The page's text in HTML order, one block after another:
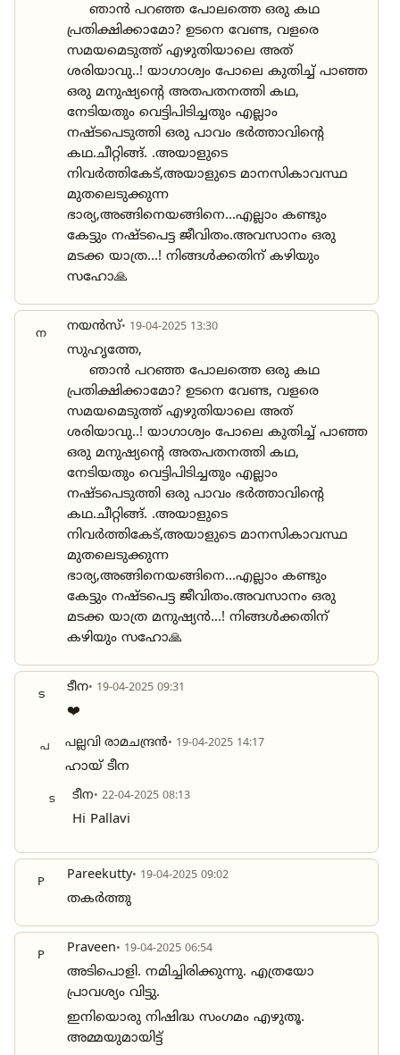
ഞാൻ പറഞ്ഞ പോലത്തെ ഒരു കഥ
പ്രതിക്ഷിക്കാമോ? ഉടനെ വേണ്ട, വളരെ
സമയമെടുത്ത് എഴുതിയാലെ അത്
ശരിയാവു..! യാഗാശ്വം പോലെ കുതിച്ച് പാഞ്ഞ
ഒരു മനുഷ്യന്റെ അതപതനത്തി കഥ,
നേടിയതും വെട്ടിപിടിച്ചതും എല്ലാം
നഷ്ടപെടുത്തി ഒരു പാവം ഭർത്താവിന്റെ
കഥ.ചീറ്റിങ്ങ്. .അയാളുടെ
നിവർത്തികേട്,അയാളുടെ മാനസികാവസ്ഥ
മുതലെടുക്കുന്ന
ഭാര്യ,അങ്ങിനെയങ്ങിനെ...എല്ലാം കണ്ടും
കേട്ടും നഷ്ടപെട്ട ജീവിതം.അവസാനം ഒരു
മടക്ക യാത്ര...! നിങ്ങൾക്കതിന് കഴിയും
സഹോ🙏
ന നയൻസ്• 19-04-2025 13:30
സുഹൃത്തേ,
ഞാൻ പറഞ്ഞ പോലത്തെ ഒരു കഥ
പ്രതിക്ഷിക്കാമോ? ഉടനെ വേണ്ട, വളരെ
സമയമെടുത്ത് എഴുതിയാലെ അത്
ശരിയാവു..! യാഗാശ്വം പോലെ കുതിച്ച് പാഞ്ഞ
ഒരു മനുഷ്യന്റെ അതപതനത്തി കഥ,
നേടിയതും വെട്ടിപിടിച്ചതും എല്ലാം
നഷ്ടപെടുത്തി ഒരു പാവം ഭർത്താവിന്റെ
കഥ.ചീറ്റിങ്ങ്. .അയാളുടെ
നിവർത്തികേട്,അയാളുടെ മാനസികാവസ്ഥ
മുതലെടുക്കുന്ന
ഭാര്യ,അങ്ങിനെയങ്ങിനെ...എല്ലാം കണ്ടും
കേട്ടും നഷ്ടപെട്ട ജീവിതം.അവസാനം ഒരു
മടക്ക യാത്ര മനുഷ്യൻ...! നിങ്ങൾക്കതിന്
കഴിയും സഹോ🙏
ട ടീന• 19-04-2025 09:31
❤️
പ പല്ലവി രാമചന്ദ്രൻ• 19-04-2025 14:17
ഹായ് ടീന
ട ടീന• 22-04-2025 08:13
Hi Pallavi
P Pareekutty• 19-04-2025 09:02
തകർത്തു
P Praveen• 19-04-2025 06:54
അടിപൊളി. നമിച്ചിരിക്കുന്നു. എത്രയോ
പ്രാവശ്യം വിട്ടു.
ഇനിയൊരു നിഷിദ്ധ സംഗമം എഴുതൂ.
അമ്മയുമായിട്ട്